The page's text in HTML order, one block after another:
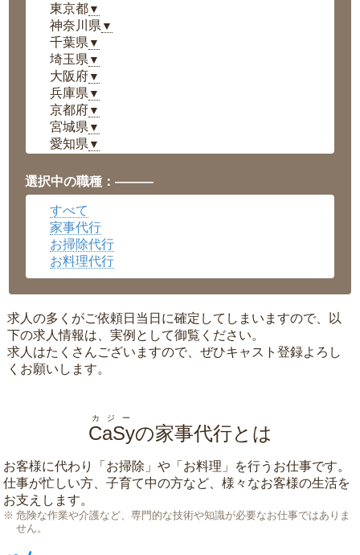
東京都▼
神奈川県 ▼
千葉県 ▼
埼玉県 ▼
大阪府▼
兵庫県 ▼
京都府▼
宮城県 ▼
愛知県 ▼
岡山県▼
広島県▼
沖縄県
選択中の職種：———
すべて
家事代行
お掃除代行
お料理代行
求人の多くがご依頼日当日に確定してしまいますので、以
下の求人情報は、実例として御覧ください。
求人はたくさんございますので、ぜひキャスト登録よろし
くお願いします。
CaSy
カジー
の家事代行とは
お客様に代わり「 お掃除 」や「 お料理 」を行うお仕事です。
仕事が忙しい方、子育て中の方など、様々なお客様の生活を
お支えします。
危険な作業や介護など、専門的な技術や知識が必要なお仕事ではありま
せん。